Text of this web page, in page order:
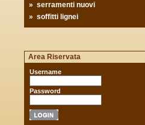
» serramenti nuovi
» soffitti lignei
Area Riservata
Username
Password